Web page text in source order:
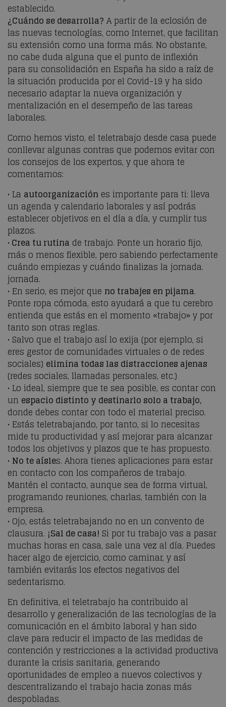
establecido.
¿Cuándo se desarrolla? A partir de la eclosión de
las nuevas tecnologías, como Internet, que facilitan
su extensión como una forma más. No obstante,
no cabe duda alguna que el punto de inflexión
para su consolidación en España ha sido a raíz de
la situación producida por el Covid-19 y ha sido
necesario adaptar la nueva organización y
mentalización en el desempeño de las tareas
laborales.
Como hemos visto, el teletrabajo desde casa puede
conllevar algunas contras que podemos evitar con
los consejos de los expertos, y que ahora te
comentamos:
• La autoorganización es importante para ti: lleva
un agenda y calendario laborales y así podrás
establecer objetivos en el día a día, y cumplir tus
plazos.
• Crea tu rutina de trabajo. Ponte un horario fijo,
más o menos flexible, pero sabiendo perfectamente
cuándo empiezas y cuándo finalizas la jornada.
jornada.
• En serio, es mejor que no trabajes en pijama.
Ponte ropa cómoda, esto ayudará a que tu cerebro
entienda que estás en el momento «trabajo» y por
tanto son otras reglas.
• Salvo que el trabajo así lo exija (por ejemplo, si
eres gestor de comunidades virtuales o de redes
sociales) elimina todas las distracciones ajenas
(redes sociales, llamadas personales, etc.)
• Lo ideal, siempre que te sea posible, es contar con
un espacio distinto y destinarlo solo a trabajo,
donde debes contar con todo el material preciso.
• Estás teletrabajando, por tanto, si lo necesitas
mide tu productividad y así mejorar para alcanzar
todos los objetivos y plazos que te has propuesto.
• No te aísles. Ahora tienes aplicaciones para estar
en contacto con los compañeros de trabajo.
Mantén el contacto, aunque sea de forma virtual,
programando reuniones, charlas, también con la
empresa.
• Ojo, estás teletrabajando no en un convento de
clausura. ¡Sal de casa! Si por tu trabajo vas a pasar
muchas horas en casa, sale una vez al día. Puedes
hacer algo de ejercicio, como caminar, y así
también evitarás los efectos negativos del
sedentarismo.
En definitiva, el teletrabajo ha contribuido al
desarrollo y generalización de las tecnologías de la
comunicación en el ámbito laboral y han sido
clave para reducir el impacto de las medidas de
contención y restricciones a la actividad productiva
durante la crisis sanitaria, generando
oportunidades de empleo a nuevos colectivos y
descentralizando el trabajo hacia zonas más
despobladas.